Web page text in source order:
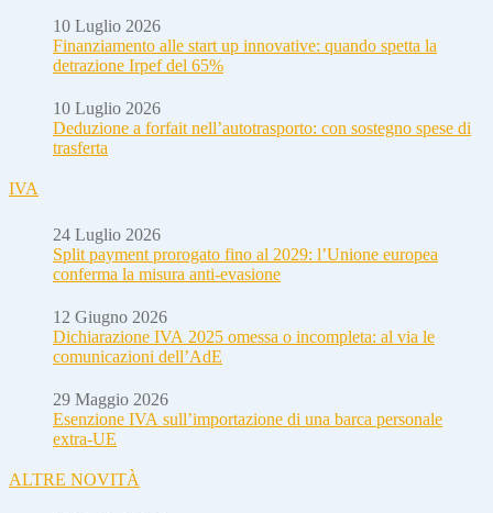
10 Luglio 2026
Finanziamento alle start up innovative: quando spetta la
detrazione Irpef del 65%
10 Luglio 2026
Deduzione a forfait nell’autotrasporto: con sostegno spese di
trasferta
IVA
24 Luglio 2026
Split payment prorogato fino al 2029: l’Unione europea
conferma la misura anti-evasione
12 Giugno 2026
Dichiarazione IVA 2025 omessa o incompleta: al via le
comunicazioni dell’AdE
29 Maggio 2026
Esenzione IVA sull’importazione di una barca personale
extra-UE
ALTRE NOVITÀ